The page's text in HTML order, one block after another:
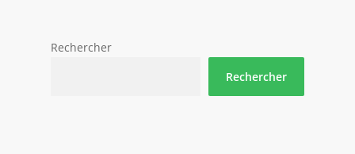
Rechercher
Rechercher